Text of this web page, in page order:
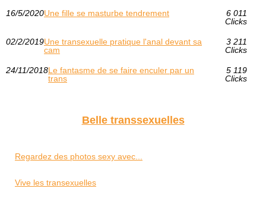
16/5/2020Une fille se masturbe tendrement
6 011
Clicks
02/2/2019Une transexuelle pratique l'anal devant sa
cam
3 211
Clicks
24/11/2018Le fantasme de se faire enculer par un
trans
5 119
Clicks
Belle transsexuelles
Regardez des photos sexy avec...
Vive les transexuelles